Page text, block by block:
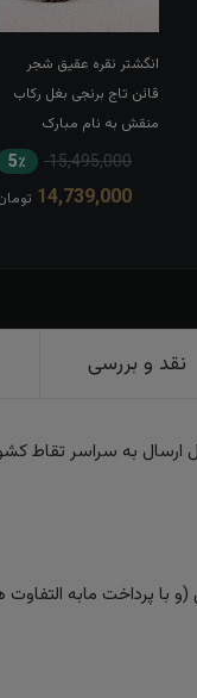
انگشتر نقره عقیق شجر
قائن تاج برنجی بغل رکاب
منقش به نام مبارک
امیرالمومنین
15,495,000 5٪
14,739,000
نقد و بررسی
ارسال به سراسر تقاط
پرداخت مابه التفاوت